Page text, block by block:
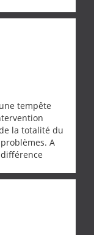
mis en
assurée.
tempête
la totalité du
A